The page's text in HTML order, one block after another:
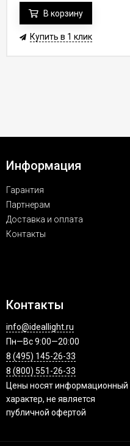
В корзину
Купить в 1 клик
Информация
Гарантия
Партнерам
Доставка и оплата
Контакты
Контакты
info@ideallight.ru
Пн—Вс 9:00—20:00
8 (495) 145-26-33
8 (800) 551-26-33
Цены носят информационный
характер, не является
публичной офертой